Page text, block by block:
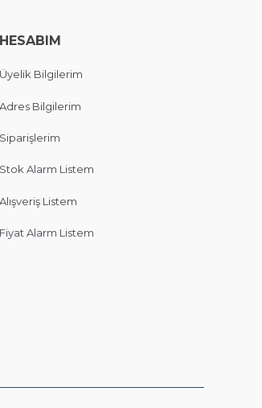
HESABIM
Üyelik Bilgilerim
Adres Bilgilerim
Siparişlerim
Stok Alarm Listem
Alışveriş Listem
Fiyat Alarm Listem